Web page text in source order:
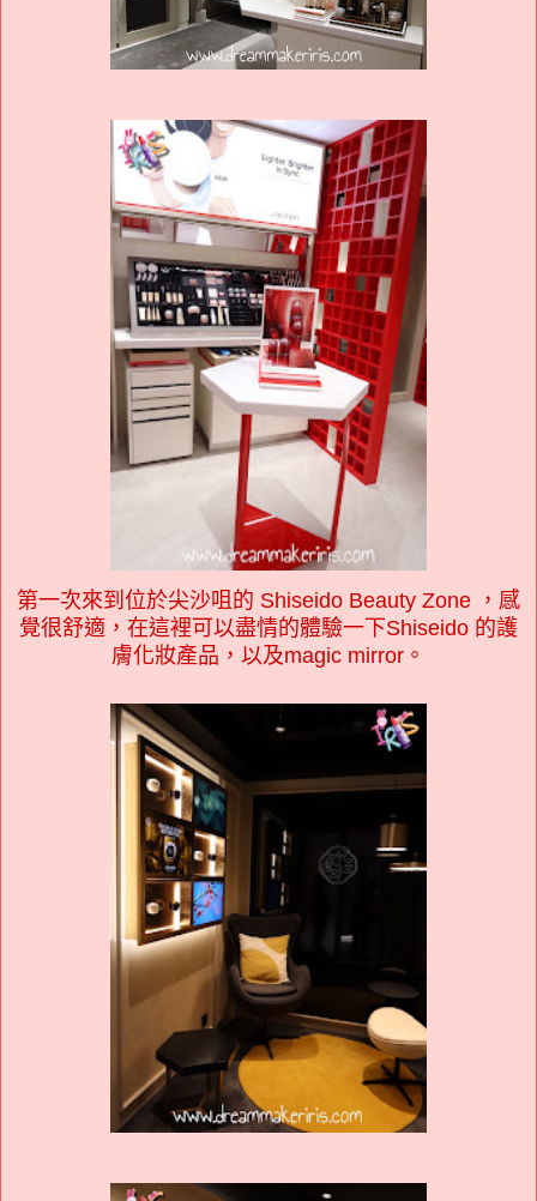
第一次來到位於尖沙咀的 Shiseido Beauty Zone ，感
覺很舒適，在這裡可以盡情的體驗一下Shiseido 的護
膚化妝產品，以及magic mirror。